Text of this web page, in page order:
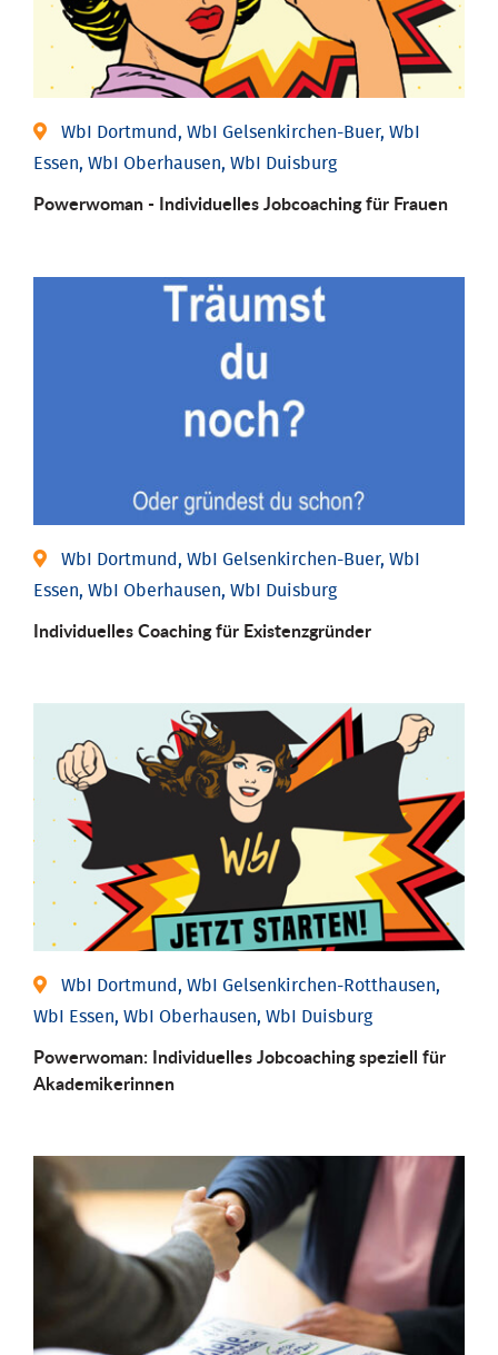
WbI Dortmund, WbI Gelsenkirchen-Buer, WbI
Essen, WbI Oberhausen, WbI Duisburg
Powerwoman - Individu­elles Job­coaching für Frauen
WbI Dortmund, WbI Gelsenkirchen-Buer, WbI
Essen, WbI Oberhausen, WbI Duisburg
Individu­elles Coaching für Existenz­gründer
WbI Dortmund, WbI Gelsenkirchen-Rotthausen,
WbI Essen, WbI Oberhausen, WbI Duisburg
Powerwoman: Individu­elles Job­coaching speziell für
Aka­demiker­innen